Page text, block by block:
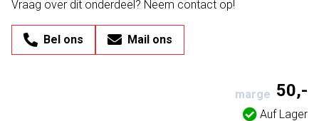
Vraag over dit onderdeel? Neem contact op!
Bel ons Mail ons
marge 50,-
Auf Lager